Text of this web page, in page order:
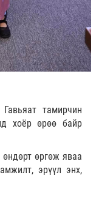
тамирчин
хоёр өрөө байр
өргөж яваа
эрүүл энх,